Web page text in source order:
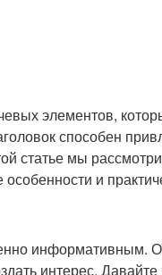
элементов,
способен
статье мы
и
информативным.
интерес.